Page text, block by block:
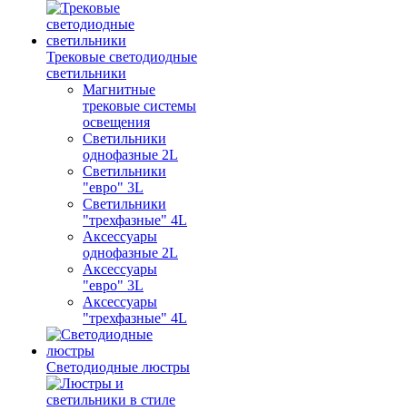
Трековые светодиодные
светильники
Магнитные
трековые системы
освещения
Светильники
однофазные 2L
Светильники
"евро" 3L
Светильники
"трехфазные" 4L
Аксессуары
однофазные 2L
Аксессуары
"евро" 3L
Аксессуары
"трехфазные" 4L
Светодиодные люстры